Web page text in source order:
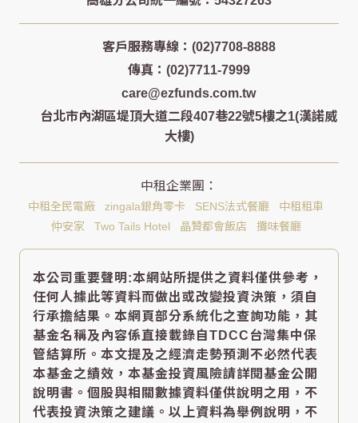
客戶服務專線：(02)7708-8888
傳真：(02)7711-7999
care@ezfunds.com.tw
台北市內湖區堤頂大道二段407巷22號5樓之1(漢諾威
大樓)
中租全民電廠 zingala銀角零卡 SENS法式餐廳
中租租車
仲安家
Two Tails Hotel 晶贊都會飯店 攤味餐廳
本公司重要聲明:本網站所提供之資料僅供參考，
任何人據此等資料而做出或改變投資決策，須自
行承擔結果。本網頁部分系統化之查詢功能，其
基金名稱及內容係直接載錄自TDCC台灣集中保
管結算所。本文提及之經濟走勢預測不必然代表
本基金之績效，本基金投資風險請詳閱基金公開
說明書。個股與相關數據資料僅供說明之用，不
代表投資決策之建議。以上資料為舉例說明，不